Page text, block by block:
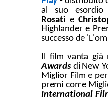
al suo esordio
Rosati e
Highlander e
successo de
Il film vanta
Awardsdi New
Miglior Film e
premi come
International